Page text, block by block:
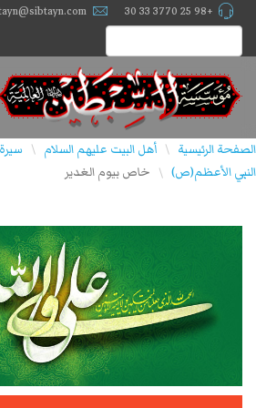
+98 25 3770 33 30
الصفحة الرئيسية \ أهل البيت عليهم السلام \
النبي الأعظم(ص) \ خاص بيوم الغدير